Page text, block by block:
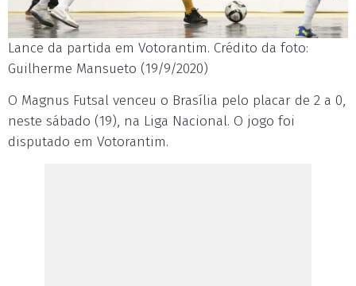
Lance da partida em Votorantim. Crédito da foto:
Guilherme Mansueto (19/9/2020)
O Magnus Futsal venceu o Brasília pelo placar de 2 a 0,
neste sábado (19), na Liga Nacional. O jogo foi
disputado em Votorantim.